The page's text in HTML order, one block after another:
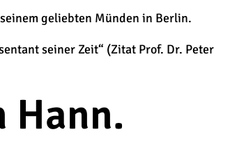
geliebten Münden in Berlin.
seiner Zeit“ (Zitat Prof. Dr. Peter
Hann.